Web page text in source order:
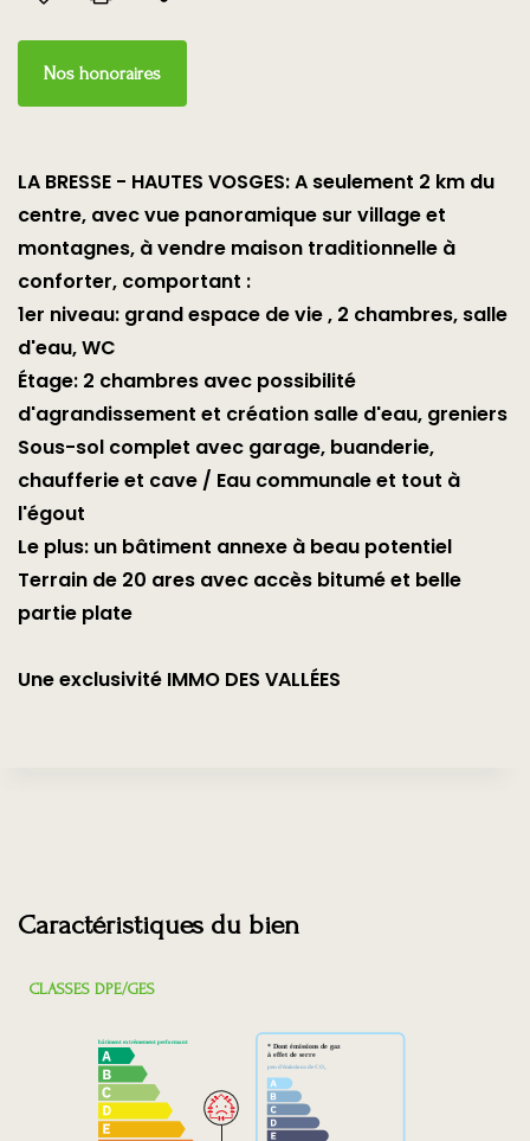
Nos honoraires
LA BRESSE - HAUTES VOSGES: A seulement 2 km du
centre, avec vue panoramique sur village et
montagnes, à vendre maison traditionnelle à
conforter, comportant :
1er niveau: grand espace de vie , 2 chambres, salle
d'eau, WC
Étage: 2 chambres avec possibilité
d'agrandissement et création salle d'eau, greniers
Sous-sol complet avec garage, buanderie,
chaufferie et cave / Eau communale et tout à
l'égout
Le plus: un bâtiment annexe à beau potentiel
Terrain de 20 ares avec accès bitumé et belle
partie plate
Une exclusivité IMMO DES VALLÉES
Caractéristiques du bien
CLASSES DPE/GES